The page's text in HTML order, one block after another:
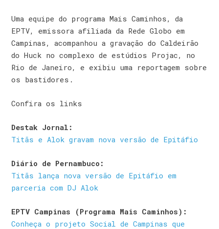
Uma equipe do programa Mais Caminhos, da
EPTV, emissora afiliada da Rede Globo em
Campinas, acompanhou a gravação do Caldeirão
do Huck no complexo de estúdios Projac, no
Rio de Janeiro, e exibiu uma reportagem sobre
os bastidores.
Confira os links
Destak Jornal:
Titãs e Alok gravam nova versão de Epitáfio
Diário de Pernambuco:
Titãs lança nova versão de Epitáfio em
parceria com DJ Alok
EPTV Campinas (Programa Mais Caminhos):
Conheça o projeto Social de Campinas que